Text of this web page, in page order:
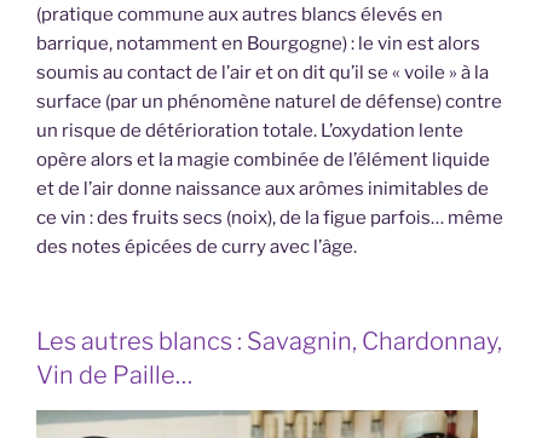
(pratique commune aux autres blancs élevés en
barrique, notamment en Bourgogne) : le vin est alors
soumis au contact de l’air et on dit qu’il se « voile » à la
surface (par un phénomène naturel de défense) contre
un risque de détérioration totale. L’oxydation lente
opère alors et la magie combinée de l’élément liquide
et de l’air donne naissance aux arômes inimitables de
ce vin : des fruits secs (noix), de la figue parfois… même
des notes épicées de curry avec l’âge.
Les autres blancs : Savagnin, Chardonnay,
Vin de Paille…